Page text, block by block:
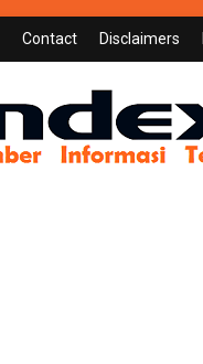
Contact Disclaimers